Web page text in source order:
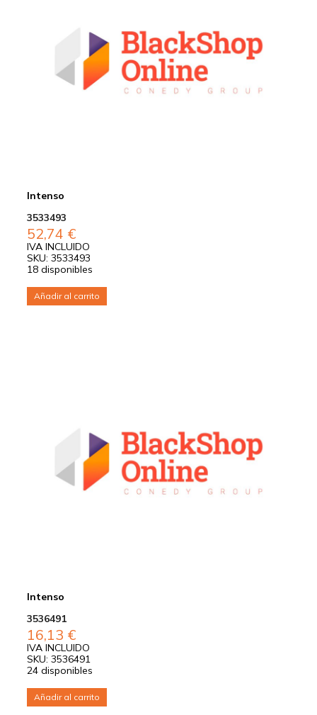
Intenso
3533493
52,74 €
IVA INCLUIDO
SKU: 3533493
18 disponibles
Añadir al carrito
Intenso
3536491
16,13 €
IVA INCLUIDO
SKU: 3536491
24 disponibles
Añadir al carrito